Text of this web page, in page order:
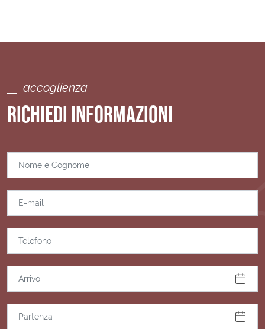
accoglienza
RICHIEDI INFORMAZIONI